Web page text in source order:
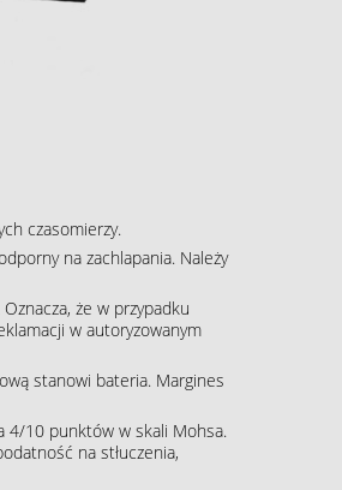
czasomierzy.
na zachlapania. Należy
że w przypadku
w autoryzowanym
stanowi bateria. Margines
4/10 punktów w skali Mohsa.
na stłuczenia,